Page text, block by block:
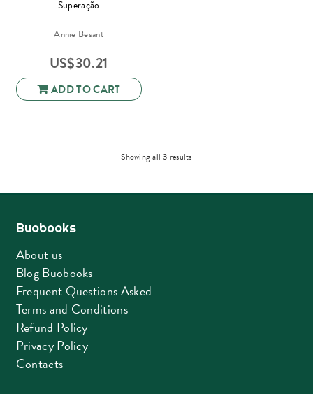
Superação
Annie Besant
US$30.21
ADD TO CART
Showing all 3 resultsSorted
Buobooks
About us
Blog Buobooks
Frequent Questions Asked
Terms and Conditions
Refund Policy
Privacy Policy
Contacts